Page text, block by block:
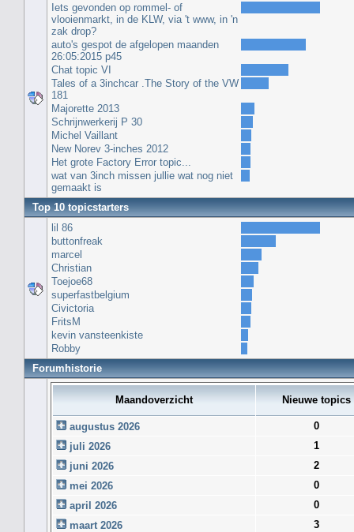
Iets gevonden op rommel- of
vlooienmarkt, in de KLW, via 't www, in 'n
zak drop?
auto's gespot de afgelopen maanden
26:05:2015 p45
Chat topic VI
Tales of a 3inchcar .The Story of the VW
181
Majorette 2013
Schrijnwerkerij P 30
Michel Vaillant
New Norev 3-inches 2012
Het grote Factory Error topic...
wat van 3inch missen jullie wat nog niet
gemaakt is
Top 10 topicstarters
lil 86
buttonfreak
marcel
Christian
Toejoe68
superfastbelgium
Civictoria
FritsM
kevin vansteenkiste
Robby
Forumhistorie
Maandoverzicht Nieuwe topics
augustus 2026
0
juli 2026
1
juni 2026
2
mei 2026
0
april 2026
0
maart 2026
3